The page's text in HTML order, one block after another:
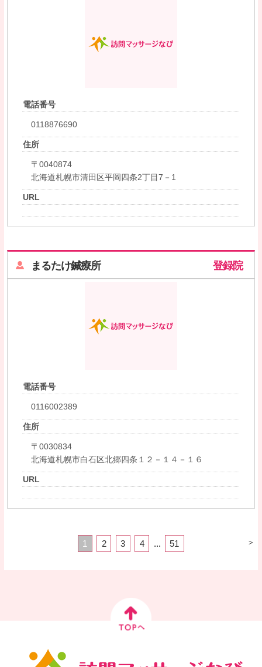
電話番号
0118876690
住所
〒0040874
北海道札幌市清田区平岡四条2丁目7－1
URL
まるたけ鍼療所 登録院
電話番号
0116002389
住所
〒0030834
北海道札幌市白石区北郷四条１２－１４－１６
URL
1 2 3 4 ... 51 ＞